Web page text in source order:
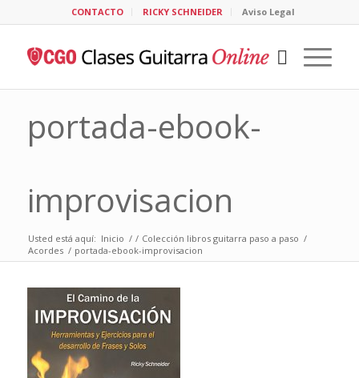
CONTACTO RICKY SCHNEIDER Aviso Legal
portada-ebook-
improvisacion
Usted está aquí: Inicio / / Colección libros guitarra paso a paso /
Acordes / portada-ebook-improvisacion